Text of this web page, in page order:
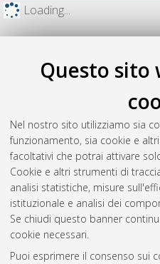
Questo sito
Nel nostro sito utilizziamo sia
funzionamento, sia cookie e
facoltativi che potrai attivare
Cookie e altri strumenti di
analisi statistiche, misure
istituzionale e analisi dei
Se chiudi questo banner
cookie necessari.
Puoi esprimere il consenso sui
Loading...
Gestione del
Atom